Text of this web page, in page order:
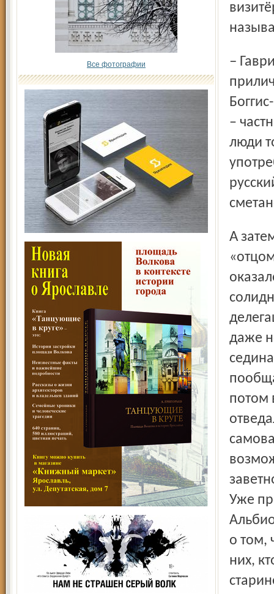
Все фотографии – Гаврилов-Ям – великолепное место, – на довольно
–
люди
А затем гости побывали в музее ямщика, где встретились с
даже
потом
Уже
о том,
них,